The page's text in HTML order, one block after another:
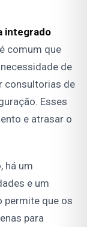
integrado
comum que
de
consultorias de
Esses
e atrasar o
há um
e um
permite que os
para